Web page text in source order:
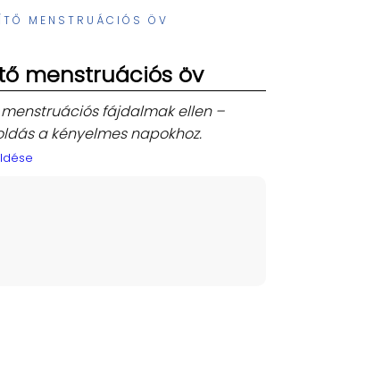
MENSTRUÁCIÓS ÖV
menstruációs öv
fájdalmak ellen –
a kényelmes napokhoz.